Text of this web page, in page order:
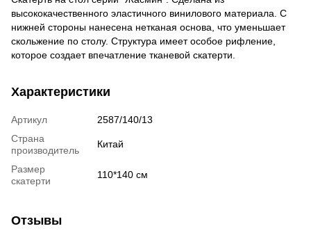
высококачественного эластичного винилового материала. С
нижней стороны нанесена нетканая основа, что уменьшает
скольжение по столу. Структура имеет особое рифление,
которое создает впечатление тканевой скатерти.
Характеристики
Артикул
2587/140/13
Страна
производитель
Китай
Размер
скатерти
110*140 см
Отзывы